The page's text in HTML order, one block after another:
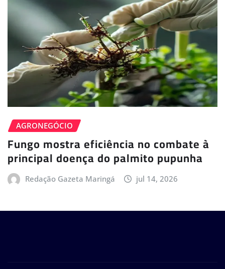
AGRONEGÓCIO
Fungo mostra eficiência no combate à
principal doença do palmito pupunha
Redação Gazeta Maringá jul 14, 2026